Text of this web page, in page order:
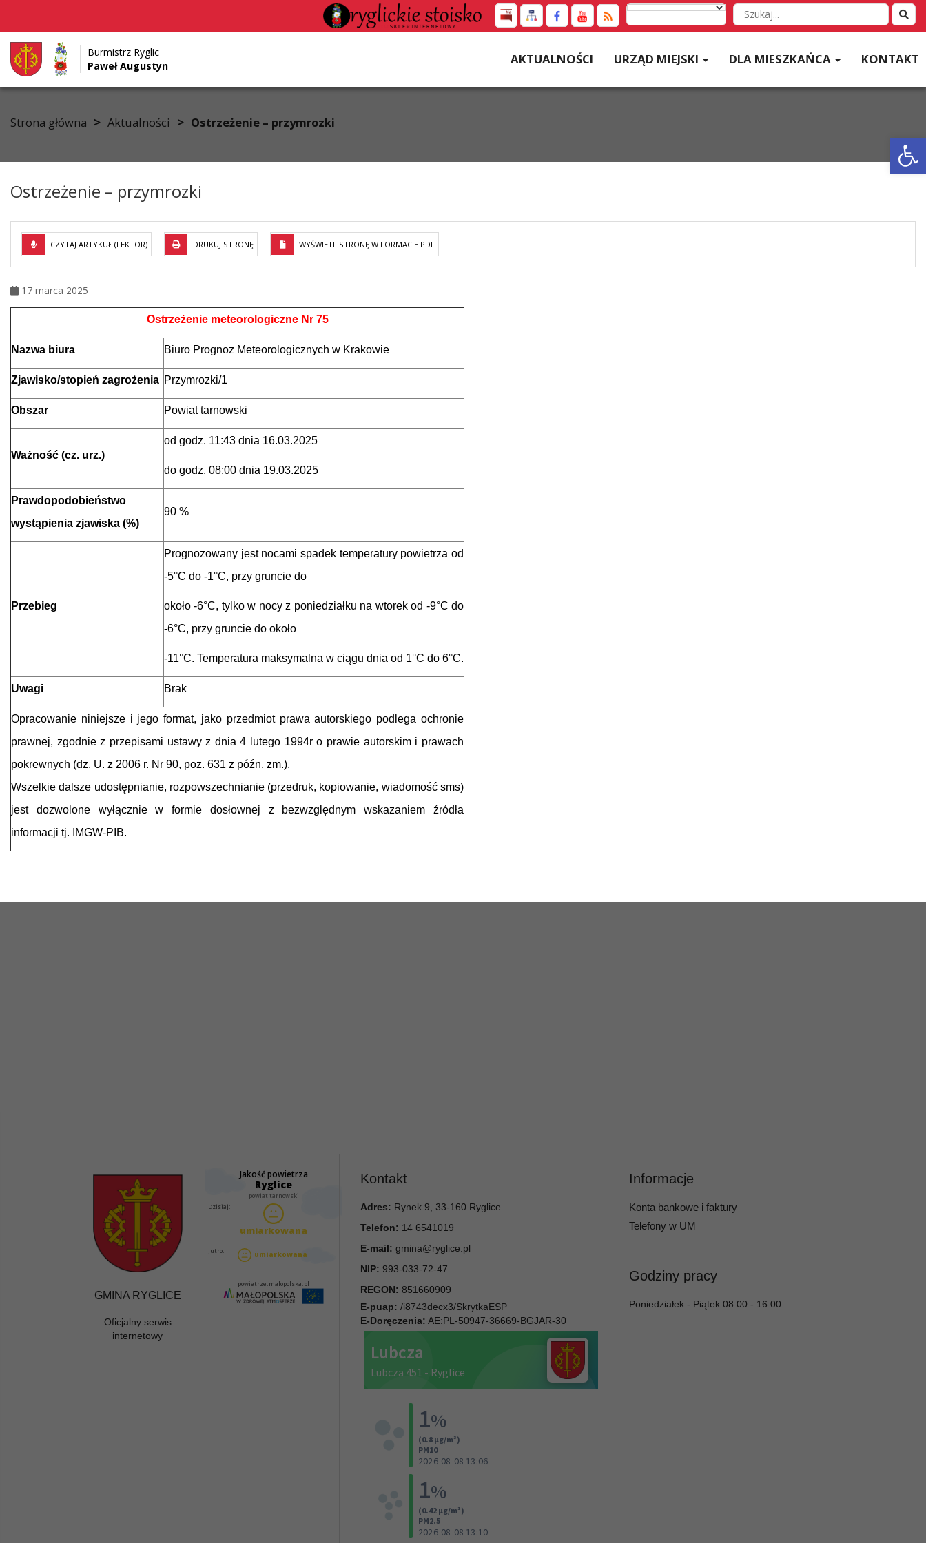
Przejdź do menu
Przejdź do głównej treści strony
Przejdź do stopki strony
Wyszukaj
w
Burmistrz Ryglic
Paweł Augustyn
AKTUALNOŚCI URZĄD MIEJSKI DLA MIESZKAŃCA KONTAKT
Strona główna > Aktualności > Ostrzeżenie – przymrozki
Ostrzeżenie – przymrozki
CZYTAJ ARTYKUŁ (LEKTOR) DRUKUJ STRONĘ WYŚWIETL STRONĘ W FORMACIE PDF
17 marca 2025
Ostrzeżenie meteorologiczne Nr 75
Nazwa biura Biuro Prognoz Meteorologicznych w Krakowie
Zjawisko/stopień zagrożenia Przymrozki/1
Obszar Powiat tarnowski
Ważność (cz. urz.)
od godz. 11:43 dnia 16.03.2025
do godz. 08:00 dnia 19.03.2025
Prawdopodobieństwo
wystąpienia zjawiska (%)
90 %
Przebieg
Prognozowany jest nocami spadek temperatury powietrza od
-5°C do -1°C, przy gruncie do
około -6°C, tylko w nocy z poniedziałku na wtorek od -9°C do
-6°C, przy gruncie do około
-11°C. Temperatura maksymalna w ciągu dnia od 1°C do 6°C.
Uwagi Brak
Opracowanie niniejsze i jego format, jako przedmiot prawa autorskiego podlega ochronie
prawnej, zgodnie z przepisami ustawy z dnia 4 lutego 1994r o prawie autorskim i prawach
pokrewnych (dz. U. z 2006 r. Nr 90, poz. 631 z późn. zm.).
Wszelkie dalsze udostępnianie, rozpowszechnianie (przedruk, kopiowanie, wiadomość sms)
jest dozwolone wyłącznie w formie dosłownej z bezwzględnym wskazaniem źródła
informacji tj. IMGW-PIB.
GMINA RYGLICE
Oficjalny serwis
internetowy
Kontakt
Adres: Rynek 9, 33-160 Ryglice
Telefon: 14 6541019
E-mail: gmina@ryglice.pl
NIP: 993-033-72-47
REGON: 851660909
E-puap: /i8743decx3/SkrytkaESP
E-Doręczenia: AE:PL-50947-36669-BGJAR-30
Informacje
Konta bankowe i faktury
Telefony w UM
Godziny pracy
Poniedziałek - Piątek 08:00 - 16:00